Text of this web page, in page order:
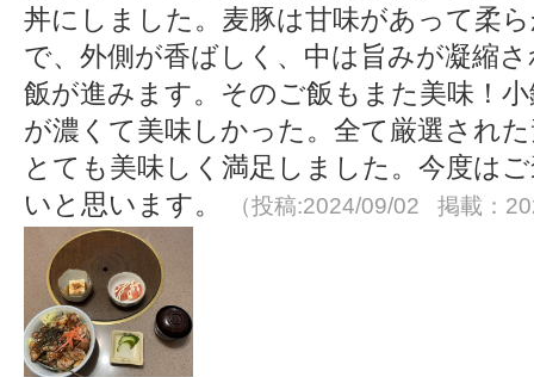
丼にしました。麦豚は甘味があって柔
で、外側が香ばしく、中は旨みが凝縮
飯が進みます。そのご飯もまた美味！
が濃くて美味しかった。全て厳選され
とても美味しく満足しました。今度は
いと思います。
（投稿:2024/09/02 掲載：